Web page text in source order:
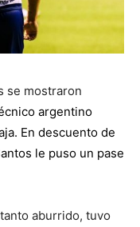
se mostraron
argentino
En descuento de
le puso un pase
aburrido, tuvo